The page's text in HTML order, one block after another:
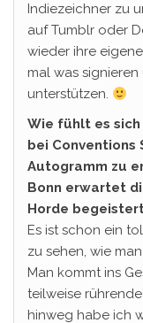
Indiezeichner zu
auf Tumblr oder
wieder ihre
mal was
unterstützen.
Wie fühlt es sich
bei Conventions
Autogramm zu
Bonn erwartet
Horde
Es ist schon ein
zu sehen, wie
Man kommt ins
teilweise
hinweg habe ich